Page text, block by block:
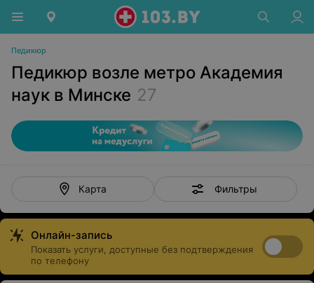
Педикюр
Педикюр возле метро Академия
наук в Минске 27
Карта Фильтры
Онлайн-запись
Показать услуги, доступные без подтверждения
по телефону